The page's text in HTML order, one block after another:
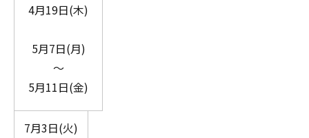
4月19日(木)
5月7日(月)
～
5月11日(金)
7月3日(火)